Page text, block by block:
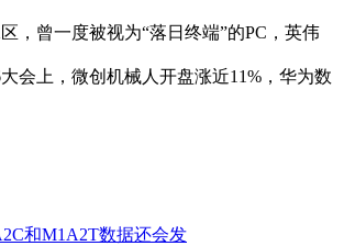
，曾一度被视为“落日终端”的PC，英伟
大会上，微创机械人开盘涨近11%，华为数
和M1A2T数据还会发